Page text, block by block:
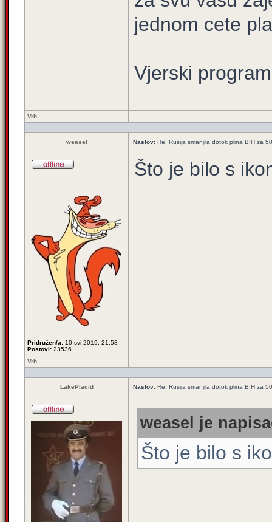
jednom cete
Vjerski
Vrh
weasel Naslov: Re: Rusija smanjila dotok plina BIH za
Pridružen/a: 10 svi 2019, 21:58
Postovi: 23536
Što je bilo s
Vrh
LakePlacid Naslov: Re: Rusija smanjila dotok plina BIH za
weasel je
Što je bilo s